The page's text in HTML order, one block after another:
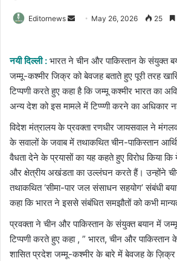
Editornews
Send May 26, 2026 25
नयी दिल्ली : भारत ने चीन और पाकिस्तान के संयुक्त
जम्मू-कश्मीर जिक्र को बेवजह बताते हुए पूरी तरह
टिप्पणी करते हुए कहा है कि जम्मू कश्मीर भारत का
अन्य देश को इस मामले में टिप्प्णी करने का अधिकार
विदेश मंत्रालय के प्रवक्ता रणधीर जायसवाल ने
के सवालों के जवाब में तथाकथित चीन-पाकिस्तान
वैधता देने के प्रयासों का यह कहते हुए विरोध किया
और क्षेत्रीय अखंडता का उल्लंघन करते हैं। उन्होंने
तथाकथित ‘सीमा-पार जल संसाधन सहयोग’ संबंधी
कहा कि भारत ने इससे संबंधित समझौतों को कभी
प्रवक्ता ने चीन और पाकिस्तान के संयुक्त बयान में
टिप्पणी करते हुए कहा , ” भारत, चीन और
शासित प्रदेश जम्मू-कश्मीर के बारे में बेवजह के ज़िक्र